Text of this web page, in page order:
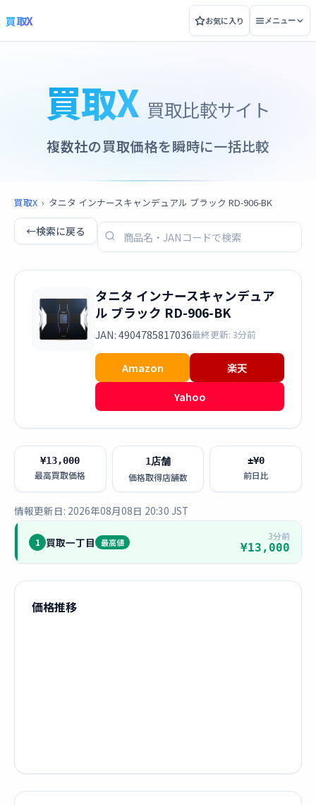
買取X お気に入り メニュー
買取X 買取比較サイト
複数社の買取価格を瞬時に一括比較
買取X › タニタ インナースキャンデュアル ブラック RD-906-BK
←検索に戻る
タニタ インナースキャンデュア
ル ブラック RD-906-BK
JAN: 4904785817036最終更新: 3分前
Amazon
楽天
Yahoo
¥13,000
最高買取価格
1店舗
価格取得店舗数
±¥0
前日比
情報更新日: 2026年08月08日 20:30 JST
1 買取一丁目 最高値
3分前
¥13,000
価格推移